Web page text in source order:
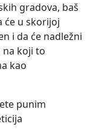
gradova, baš
će u skorijoj
i da će nadležni
koji to
kao
punim